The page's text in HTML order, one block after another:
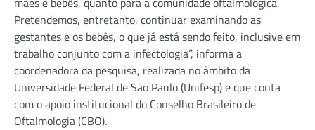
Pretendemos, entretanto, continuar examinando as
gestantes e os bebês, o que já está sendo feito, inclusive em
trabalho conjunto com a infectologia”, informa a
coordenadora da pesquisa, realizada no âmbito da
Universidade Federal de São Paulo (Unifesp) e que conta
com o apoio institucional do Conselho Brasileiro de
Oftalmologia (CBO).